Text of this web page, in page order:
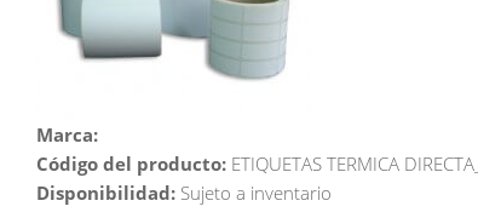
Marca:
Código del producto: ETIQUETAS TERMICA DIRECTA_
Disponibilidad: Sujeto a inventario